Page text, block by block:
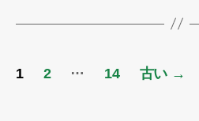
投
1 2 … 14 古い →